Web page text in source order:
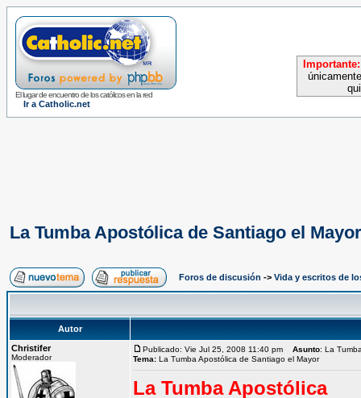
El lugar de encuentro de los católicos en la red
Ir a Catholic.net
Importante:
La Tumba Apostólica de Santiago el Mayor
Foros de discusión -> Vida y escritos de
Autor
Christifer
Moderador
Publicado: Vie Jul 25, 2008 11:40 pm Asunto: La
Tema: La Tumba Apostólica de Santiago el Mayor
La Tumba Apostólica